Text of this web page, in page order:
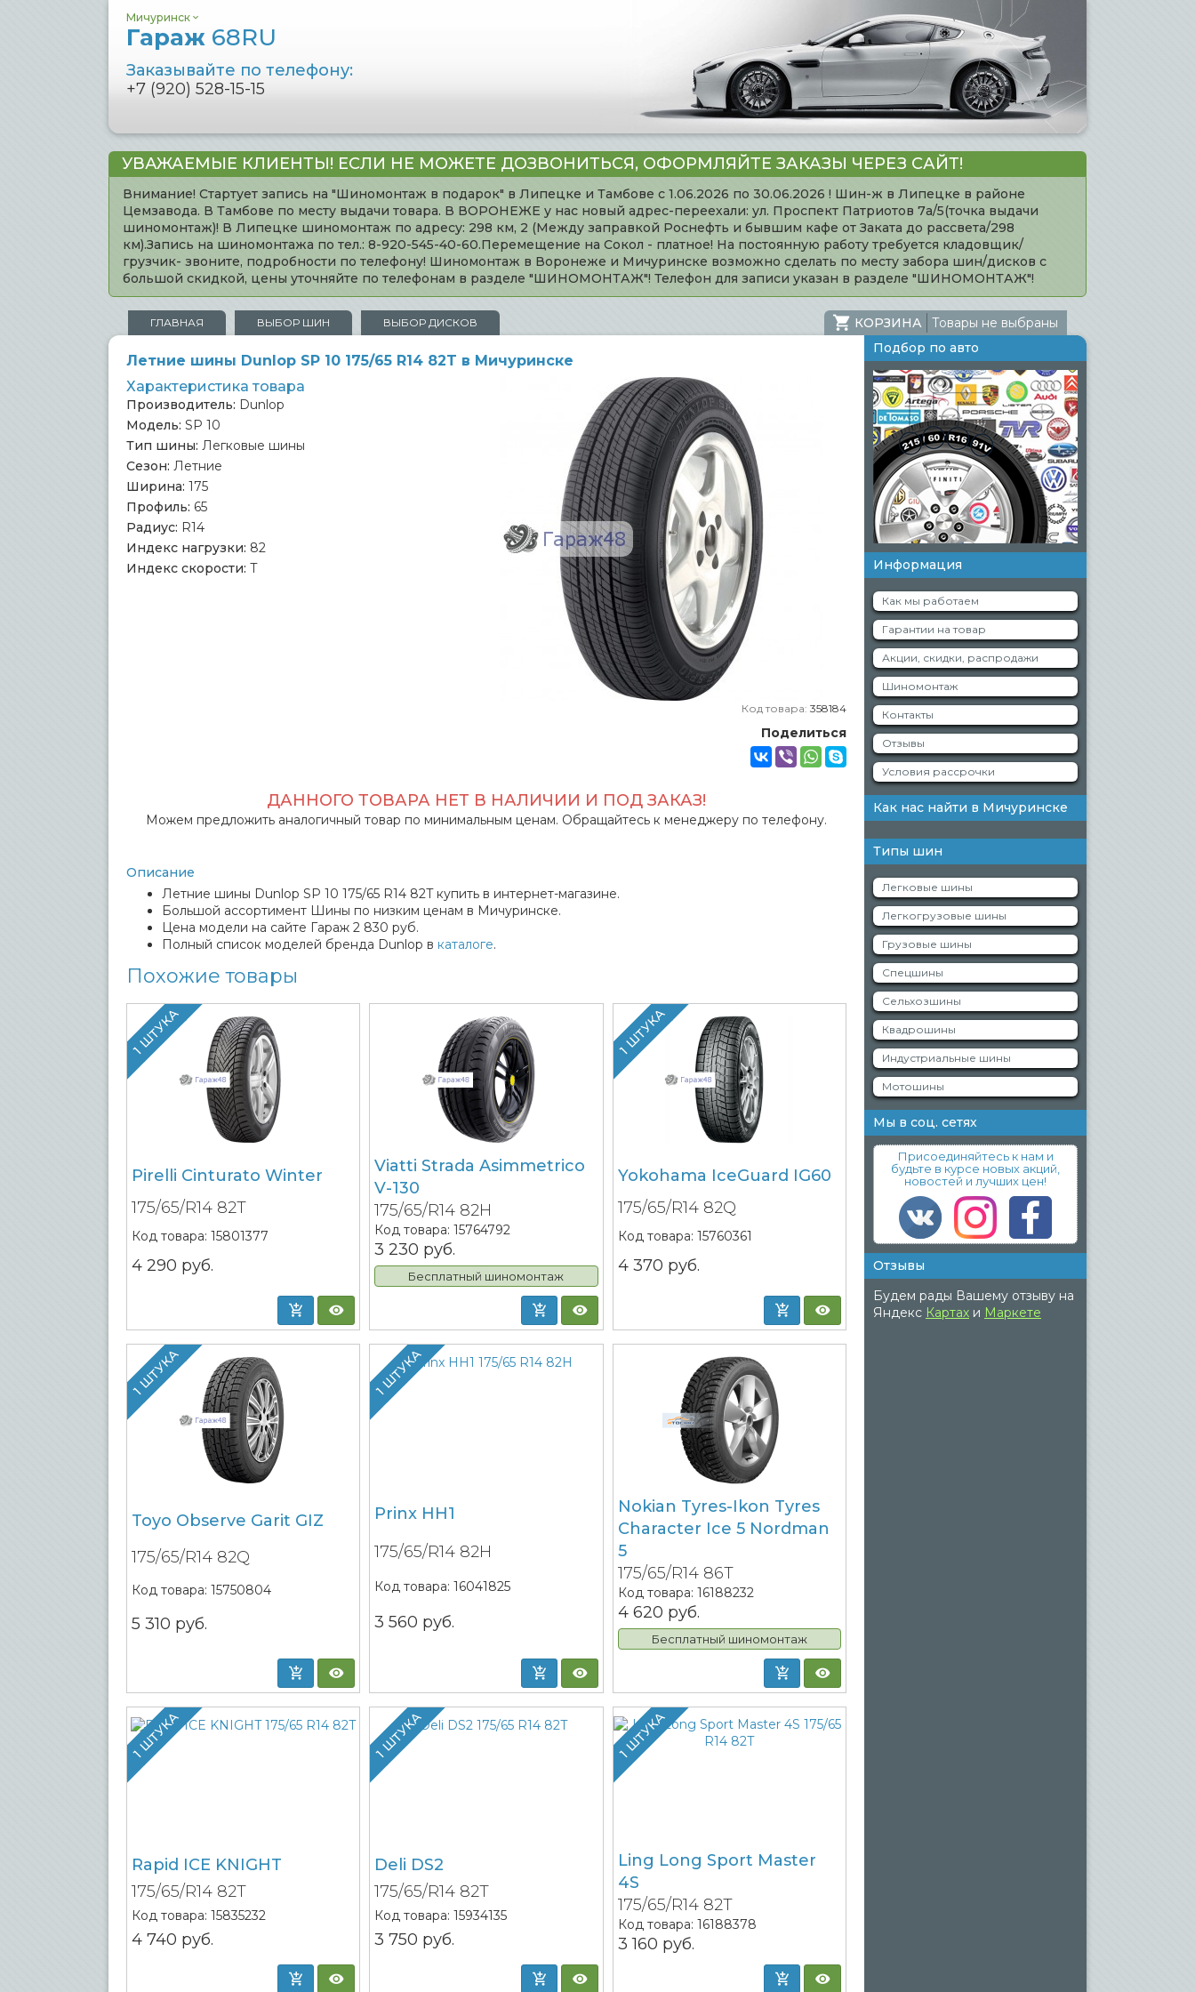
Мичуринск
Гараж 68RU
Заказывайте по телефону:
+7 (920) 528-15-15
УВАЖАЕМЫЕ КЛИЕНТЫ! ЕСЛИ НЕ МОЖЕТЕ ДОЗВОНИТЬСЯ, ОФОРМЛЯЙТЕ ЗАКАЗЫ ЧЕРЕЗ САЙТ!
Внимание! Стартует запись на "Шиномонтаж в подарок" в Липецке и Тамбове с 1.06.2026 по 30.06.2026 ! Шин-ж в Липецке в районе
Цемзавода. В Тамбове по месту выдачи товара. В ВОРОНЕЖЕ у нас новый адрес-переехали: ул. Проспект Патриотов 7а/5(точка выдачи
шиномонтаж)! В Липецке шиномонтаж по адресу: 298 км, 2 (Между заправкой Роснефть и бывшим кафе от Заката до рассвета/298
км).Запись на шиномонтажа по тел.: 8-920-545-40-60.Перемещение на Сокол - платное! На постоянную работу требуется кладовщик/
грузчик- звоните, подробности по телефону! Шиномонтаж в Воронеже и Мичуринске возможно сделать по месту забора шин/дисков с
большой скидкой, цены уточняйте по телефонам в разделе "ШИНОМОНТАЖ"! Телефон для записи указан в разделе "ШИНОМОНТАЖ"!
ГЛАВНАЯ ВЫБОР ШИН ВЫБОР ДИСКОВ КОРЗИНА Товары не выбраны
Летние шины Dunlop SP 10 175/65 R14 82T в Мичуринске
Характеристика товара
Производитель: Dunlop
Модель: SP 10
Тип шины: Легковые шины
Сезон: Летние
Ширина: 175
Профиль: 65
Радиус: R14
Индекс нагрузки: 82
Индекс скорости: T
Код товара: 358184
Поделиться
ДАННОГО ТОВАРА НЕТ В НАЛИЧИИ И ПОД ЗАКАЗ!
Можем предложить аналогичный товар по минимальным ценам. Обращайтесь к менеджеру по телефону.
Описание
Летние шины Dunlop SP 10 175/65 R14 82T купить в интернет-магазине.
Большой ассортимент Шины по низким ценам в Мичуринске.
Цена модели на сайте Гараж 2 830 руб.
Полный список моделей бренда Dunlop в каталоге.
Похожие товары
1 ШТУКА
Pirelli Cinturato Winter
175/65/R14 82T
Код товара: 15801377
4 290 руб.
Viatti Strada Asimmetrico
V-130
175/65/R14 82H
Код товара:15764792
3 230 руб.
Бесплатный шиномонтаж
1 ШТУКА
Yokohama IceGuard IG60
175/65/R14 82Q
Код товара: 15760361
4 370 руб.
1 ШТУКА
Toyo Observe Garit GIZ
175/65/R14 82Q
Код товара: 15750804
5 310 руб.
1 ШТУКА
Prinx HH1
175/65/R14 82H
Код товара:16041825
3 560 руб.
Nokian Tyres-Ikon Tyres
Character Ice 5 Nordman
5
175/65/R14 86T
Код товара: 16188232
4 620 руб.
Бесплатный шиномонтаж
1 ШТУКА
Rapid ICE KNIGHT
175/65/R14 82T
Код товара: 15835232
4 740 руб.
1 ШТУКА
Deli DS2
175/65/R14 82T
Код товара:15934135
3 750 руб.
1 ШТУКА
Ling Long Sport Master
4S
175/65/R14 82T
Код товара: 16188378
3 160 руб.
Подбор по авто
Информация
Как мы работаем
Гарантии на товар
Акции, скидки, распродажи
Шиномонтаж
Контакты
Отзывы
Условия рассрочки
Как нас найти в Мичуринске
Типы шин
Легковые шины
Легкогрузовые шины
Грузовые шины
Спецшины
Сельхозшины
Квадрошины
Индустриальные шины
Мотошины
Мы в соц. сетях
Присоединяйтесь к нам и
будьте в курсе новых акций,
новостей и лучших цен!
Отзывы
Будем рады Вашему отзыву на
Яндекс Картах и Маркете